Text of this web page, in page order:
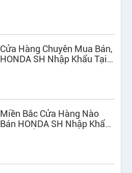
Cửa Hàng Chuyên Mua Bán,
HONDA SH Nhập Khẩu Tại
Miền Bắc Cửa Hàng Nào
Bán HONDA SH Nhập Khẩu